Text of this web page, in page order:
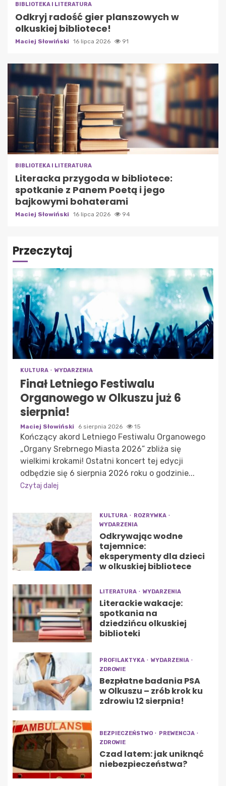
BIBLIOTEKA I LITERATURA
Odkryj radość gier planszowych w
olkuskiej bibliotece!
Maciej Słowiński 16 lipca 2026 91
BIBLIOTEKA I LITERATURA
Literacka przygoda w bibliotece:
spotkanie z Panem Poetą i jego
bajkowymi bohaterami
Maciej Słowiński 16 lipca 2026 94
Przeczytaj
KULTURA WYDARZENIA
Finał Letniego Festiwalu
Organowego w Olkuszu już 6
sierpnia!
Maciej Słowiński 6 sierpnia 2026 15
Kończący akord Letniego Festiwalu Organowego
„Organy Srebrnego Miasta 2026” zbliża się
wielkimi krokami! Ostatni koncert tej edycji
odbędzie się 6 sierpnia 2026 roku o godzinie...
Czytaj dalej
KULTURA
ROZRYWKA
WYDARZENIA
Odkrywając wodne
tajemnice:
eksperymenty dla dzieci
w olkuskiej bibliotece
LITERATURA WYDARZENIA
Literackie wakacje:
spotkania na
dziedzińcu olkuskiej
biblioteki
PROFILAKTYKA
WYDARZENIA
ZDROWIE
Bezpłatne badania PSA
w Olkuszu – zrób krok ku
zdrowiu 12 sierpnia!
BEZPIECZEŃSTWO
PREWENCJA
ZDROWIE
Czad latem: jak uniknąć
niebezpieczeństwa?